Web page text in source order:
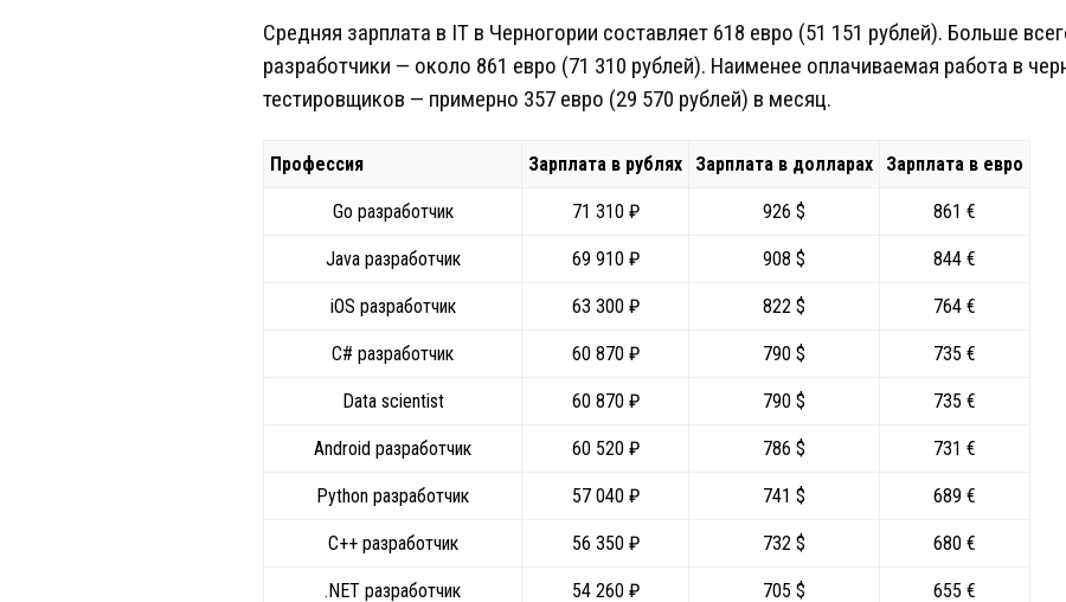
Средняя зарплата в IT в Черногории составляет 618 евро (51 151 рублей). Больше
разработчики — около 861 евро (71 310 рублей). Наименее оплачиваемая работа в
тестировщиков — примерно 357 евро (29 570 рублей) в месяц.
Профессия Зарплата в рублях Зарплата в долларах Зарплата в евро
Go разработчик 71 310 ₽ 926 $ 861 €
Java разработчик 69 910 ₽ 908 $ 844 €
iOS разработчик 63 300 ₽ 822 $ 764 €
C# разработчик 60 870 ₽ 790 $ 735 €
Data scientist 60 870 ₽ 790 $ 735 €
Android разработчик 60 520 ₽ 786 $ 731 €
Python разработчик 57 040 ₽ 741 $ 689 €
C++ разработчик 56 350 ₽ 732 $ 680 €
.NET разработчик 54 260 ₽ 705 $ 655 €